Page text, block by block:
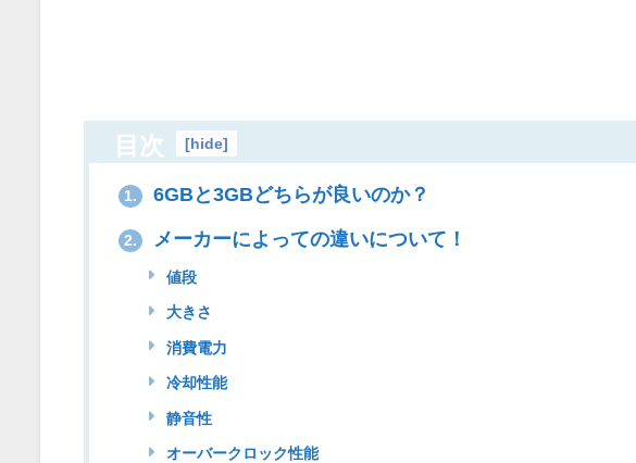
目次 [ hide]
1. 6GBと3GBどちらが良いのか？
2. メーカーによっての違いについて！
値段
大きさ
消費電力
冷却性能
静音性
オーバークロック性能